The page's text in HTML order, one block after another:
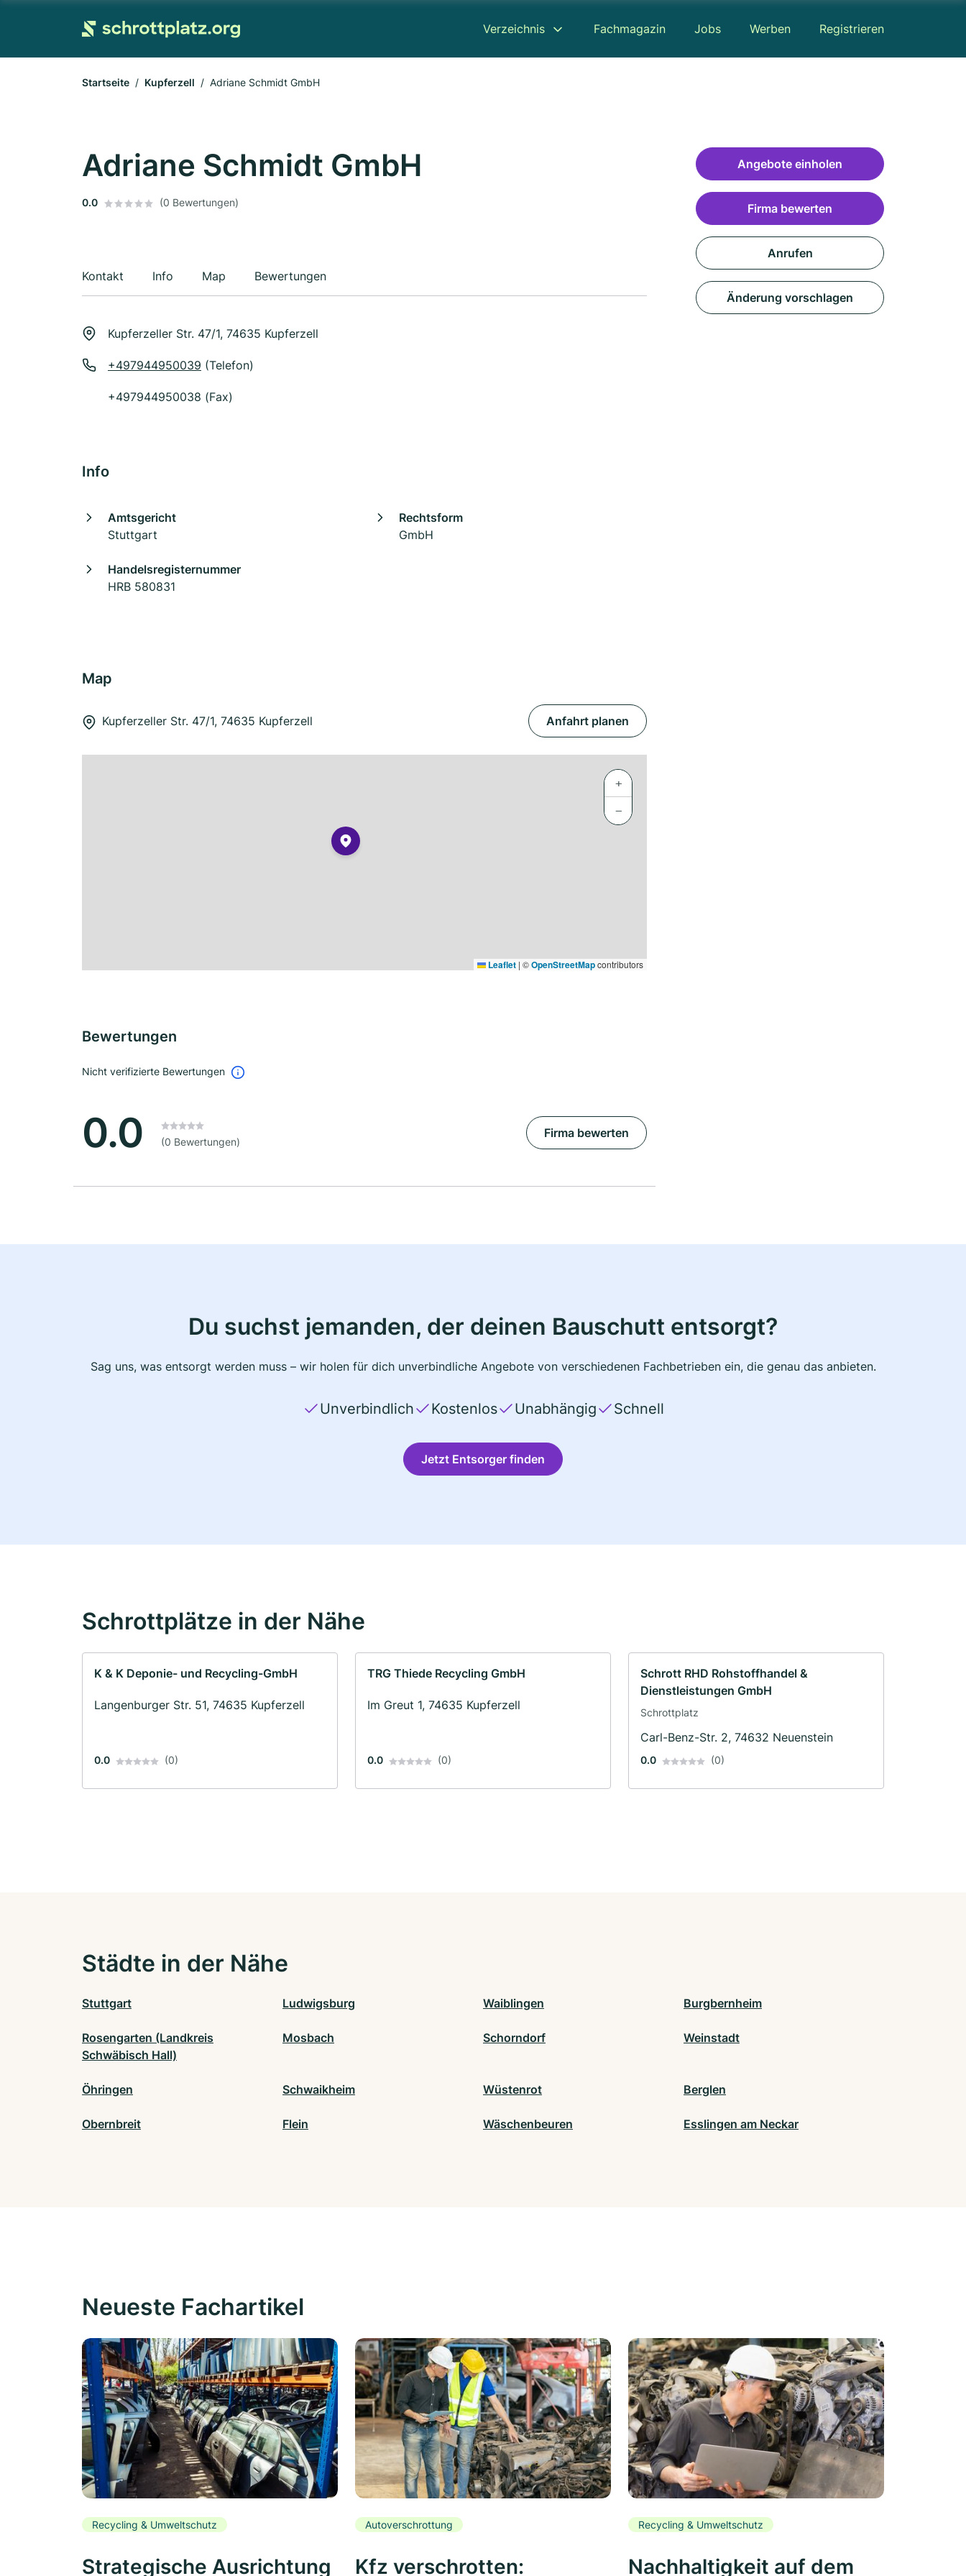
Verzeichnis Fachmagazin Jobs Werben Registrieren
Startseite Kupferzell Adriane Schmidt GmbH
Adriane Schmidt GmbH
0.0 (0 Bewertungen)
Kontakt Info Map Bewertungen
Kupferzeller Str. 47/1, 74635 Kupferzell
+497944950039 (Telefon)
+497944950038 (Fax)
Info
Amtsgericht
Stuttgart
Rechtsform
GmbH
Handelsregisternummer
HRB 580831
Map
Kupferzeller Str. 47/1, 74635 Kupferzell Anfahrt planen
+
−
Leaflet | ©OpenStreetMapcontributors
Bewertungen
Nicht verifizierte Bewertungen
0.0 (0 Bewertungen)
Firma bewerten
Angebote einholen
Firma bewerten
Anrufen
Änderung vorschlagen
Du suchst jemanden, der deinen Bauschutt entsorgt?
Sag uns, was entsorgt werden muss – wir holen für dich unverbindliche Angebote von verschiedenen Fachbetrieben ein, die genau das anbieten.
Unverbindlich Kostenlos Unabhängig Schnell
Jetzt Entsorger finden
Schrottplätze in der Nähe
K & K Deponie- und Recycling-GmbH
Langenburger Str. 51, 74635 Kupferzell
0.0 (0)
TRG Thiede Recycling GmbH
Im Greut 1, 74635 Kupferzell
0.0 (0)
Schrott RHD Rohstoffhandel &
Dienstleistungen GmbH
Schrottplatz
Carl-Benz-Str. 2, 74632 Neuenstein
0.0 (0)
Städte in der Nähe
Stuttgart Ludwigsburg Waiblingen Burgbernheim
Rosengarten (Landkreis
Schwäbisch Hall)
Mosbach Schorndorf Weinstadt
Öhringen Schwaikheim Wüstenrot Berglen
Obernbreit Flein Wäschenbeuren Esslingen am Neckar
Neueste Fachartikel
Recycling & Umweltschutz
Strategische Ausrichtung
Autoverschrottung
Kfz verschrotten:
Recycling & Umweltschutz
Nachhaltigkeit auf dem